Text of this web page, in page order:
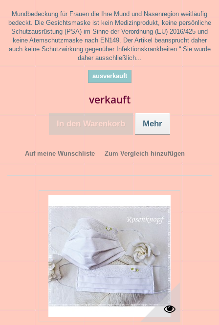
Mundbedeckung für Frauen die Ihre Mund und Nasenregion weitläufig
bedeckt. Die Gesichtsmaske ist kein Medizinprodukt, keine persönliche
Schutzausrüstung (PSA) im Sinne der Verordnung (EU) 2016/425 und
keine Atemschutzmaske nach EN149. Der Artikel beansprucht daher
auch keine Schutzwirkung gegenüber Infektionskrankheiten.“ Sie wurde
daher ausschließlich...
ausverkauft
verkauft
In den Warenkorb Mehr
Auf meine Wunschliste Zum Vergleich hinzufügen